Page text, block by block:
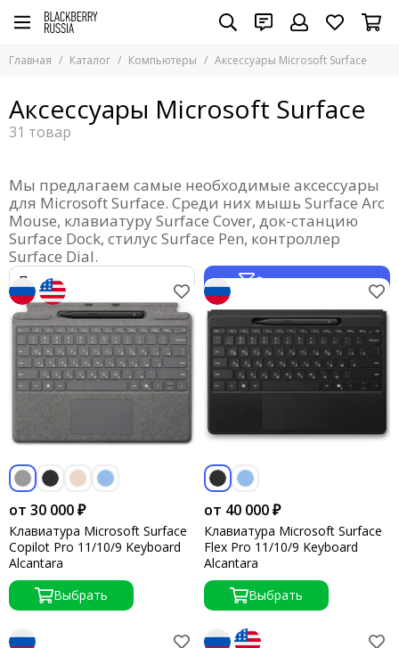
Компьютеры
Планшеты Microsoft
Компьютеры
VR-устройства
Главная Каталог Компьютеры Аксессуары Microsoft Surface
Аксессуары Microsoft Surface
Мы предлагаем самые необходимые аксессуары
для Microsoft Surface. Среди них мышь Surface Arc
Mouse, клавиатуру Surface Cover, док-станцию
Surface Dock, стилус Surface Pen, контроллер
Surface Dial.
Фильтр товаров
от 30 000 ₽
Клавиатура Microsoft Surface
Copilot Pro 11/10/9 Keyboard
Alcantara
Выбрать
от 40 000 ₽
Клавиатура Microsoft Surface
Flex Pro 11/10/9 Keyboard
Alcantara
Выбрать